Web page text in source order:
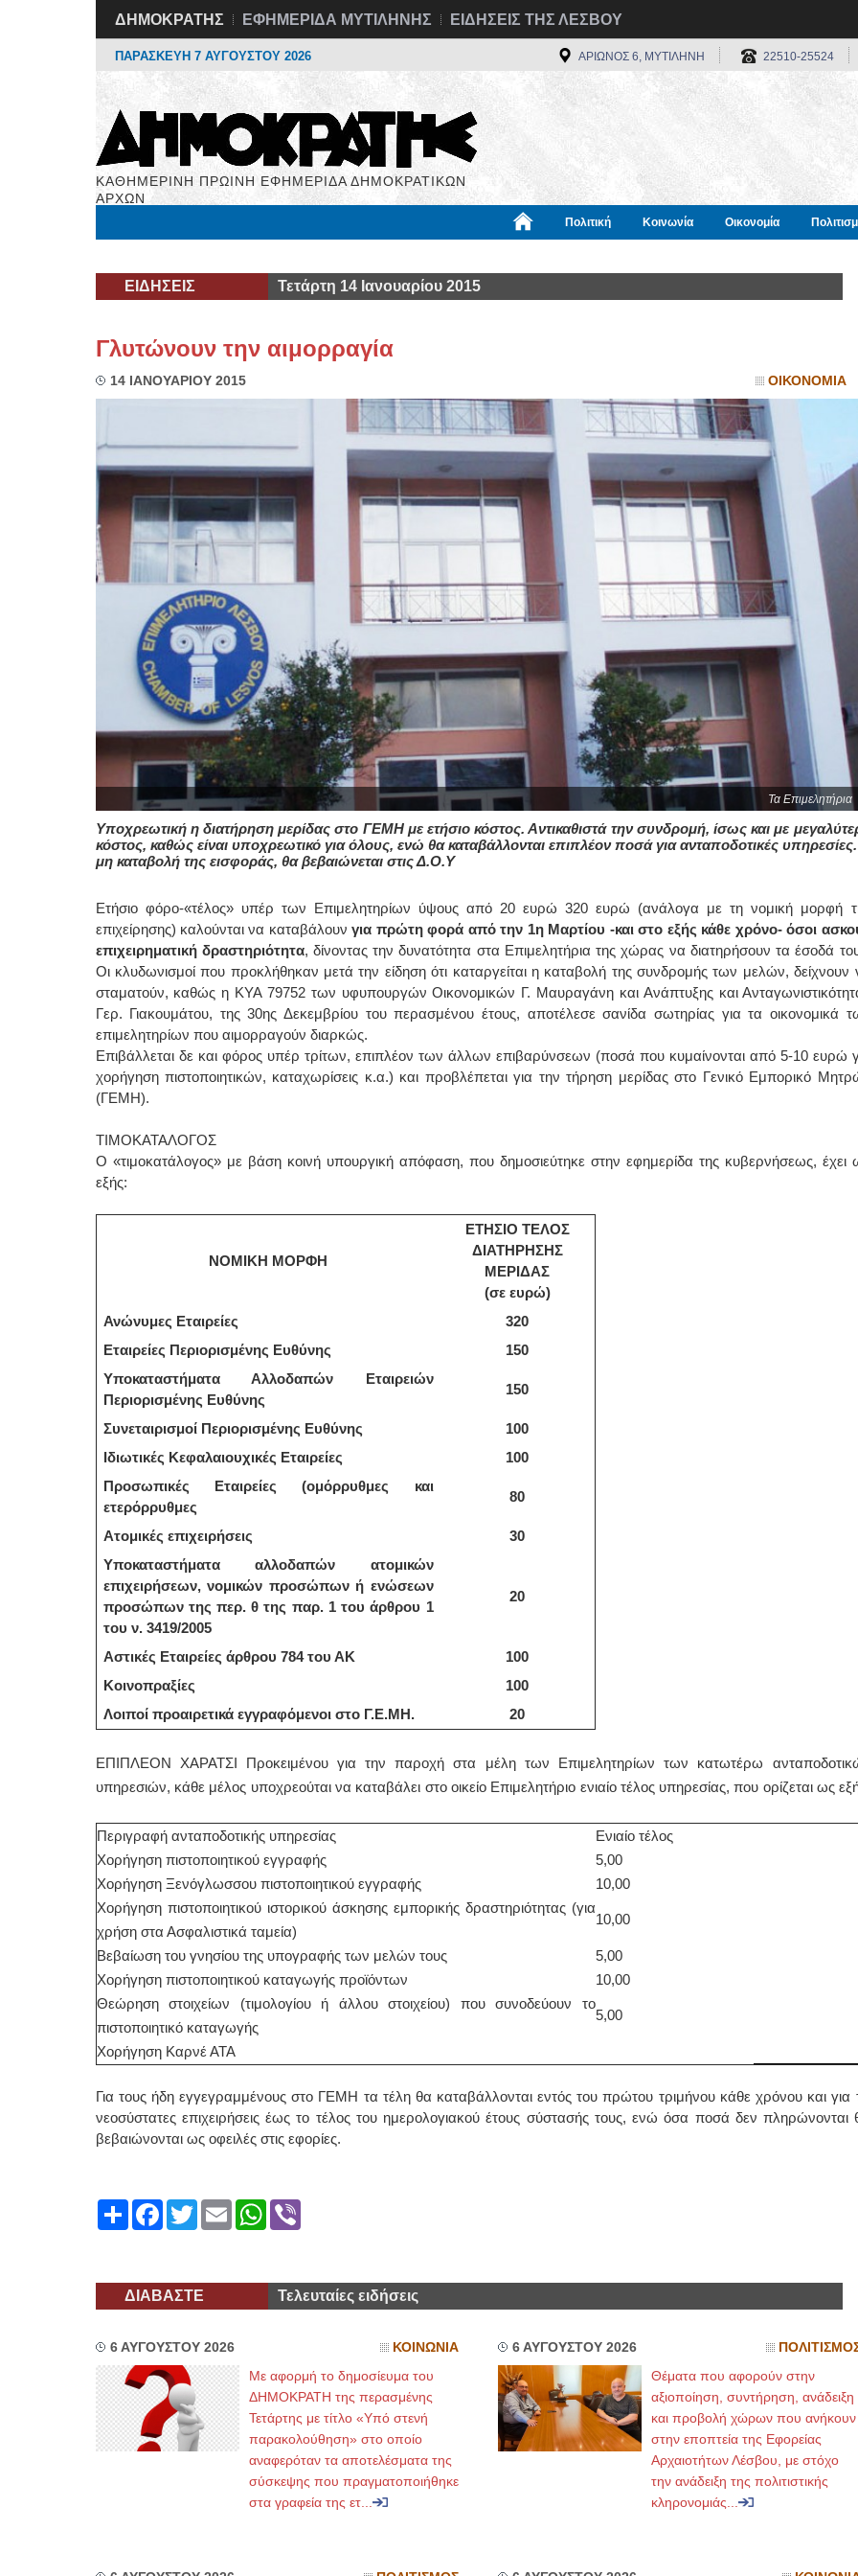
ΔΗΜΟΚΡΑΤΗΣ ΕΦΗΜΕΡΙΔΑ ΜΥΤΙΛΗΝΗΣ ΕΙΔΗΣΕΙΣ ΤΗΣ ΛΕΣΒΟΥ
ΠΑΡΑΣΚΕΥΗ 7 ΑΥΓΟΥΣΤΟΥ 2026 ΑΡΙΩΝΟΣ 6, ΜΥΤΙΛΗΝΗ 22510-25524
ΚΑΘΗΜΕΡΙΝΗ ΠΡΩΙΝΗ ΕΦΗΜΕΡΙΔΑ ΔΗΜΟΚΡΑΤΙΚΩΝ
ΑΡΧΩΝ
Πολιτική Κοινωνία Οικονομία
ΕΙΔΗΣΕΙΣ Τετάρτη 14 Ιανουαρίου 2015
Γλυτώνουν την αιμορραγία
14 ΙΑΝΟΥΑΡΙΟΥ 2015 ΟΙΚΟΝΟΜΙΑ
Τα Επιμελητήρια
Υποχρεωτική η διατήρηση μερίδας στο ΓΕΜΗ με ετήσιο κόστος. Αντικαθιστά την συνδρομή, ίσως και με
κόστος, καθώς είναι υποχρεωτικό για όλους, ενώ θα καταβάλλονται επιπλέον ποσά για ανταποδοτικές
μη καταβολή της εισφοράς, θα βεβαιώνεται στις Δ.Ο.Υ
Eτήσιο φόρο-«τέλος» υπέρ των Επιμελητηρίων ύψους από 20 ευρώ 320 ευρώ (ανάλογα με τη νομική μορφή
επιχείρησης) καλούνται να καταβάλουνγια πρώτη φορά από την 1η Μαρτίου -και στο εξής κάθε χρόνο- όσοι
επιχειρηματική δραστηριότητα, δίνοντας την δυνατότητα στα Επιμελητήρια της χώρας να διατηρήσουν τα έσοδά
Οι κλυδωνισμοί που προκλήθηκαν μετά την είδηση ότι καταργείται η καταβολή της συνδρομής των μελών, δείχνουν
σταματούν, καθώς η ΚΥΑ 79752 των υφυπουργών Οικονομικών Γ. Μαυραγάνη και Ανάπτυξης και
Γερ. Γιακουμάτου, της 30ης Δεκεμβρίου του περασμένου έτους, αποτέλεσε σανίδα σωτηρίας για τα οικονομικά
επιμελητηρίων που αιμορραγούν διαρκώς.
Επιβάλλεται δε και φόρος υπέρ τρίτων, επιπλέον των άλλων επιβαρύνσεων (ποσά που κυμαίνονται από 5-10 ευρώ
χορήγηση πιστοποιητικών, καταχωρίσεις κ.α.) και προβλέπεται για την τήρηση μερίδας στο Γενικό Εμπορικό
(ΓΕΜΗ).
ΤΙΜΟΚΑΤΑΛΟΓΟΣ
Ο «τιμοκατάλογος» με βάση κοινή υπουργική απόφαση, που δημοσιεύτηκε στην εφημερίδα της κυβερνήσεως, έχει
εξής:
ΝΟΜΙΚΗ ΜΟΡΦΗ
ΕΤΗΣΙΟ ΤΕΛΟΣ
ΔΙΑΤΗΡΗΣΗΣ
ΜΕΡΙΔΑΣ
(σε ευρώ)
Ανώνυμες Εταιρείες
320
Εταιρείες Περιορισμένης Ευθύνης
150
Υποκαταστήματα Αλλοδαπών Εταιρειών
Περιορισμένης Ευθύνης
150
Συνεταιρισμοί Περιορισμένης Ευθύνης
100
Ιδιωτικές Κεφαλαιουχικές Εταιρείες
100
Προσωπικές Εταιρείες (ομόρρυθμες και
ετερόρρυθμες
80
Ατομικές επιχειρήσεις
30
Υποκαταστήματα αλλοδαπών ατομικών
επιχειρήσεων, νομικών προσώπων ή ενώσεων
προσώπων της περ. θ της παρ. 1 του άρθρου 1
του ν. 3419/2005
20
Αστικές Εταιρείες άρθρου 784 του ΑΚ
100
Κοινοπραξίες
100
Λοιποί προαιρετικά εγγραφόμενοι στο Γ.Ε.ΜΗ.
20
ΕΠΙΠΛΕΟΝ ΧΑΡΑΤΣΙ Προκειμένου για την παροχή στα μέλη των Επιμελητηρίων των κατωτέρω
υπηρεσιών, κάθε μέλος υποχρεούται να καταβάλει στο οικείο Επιμελητήριο ενιαίο τέλος υπηρεσίας, που ορίζεται ως
Περιγραφή ανταποδοτικής υπηρεσίας
Ενιαίο τέλος
Χορήγηση πιστοποιητικού εγγραφής
5,00
Χορήγηση Ξενόγλωσσου πιστοποιητικού εγγραφής
10,00
Χορήγηση πιστοποιητικού ιστορικού άσκησης εμπορικής δραστηριότητας (για
χρήση στα Ασφαλιστικά ταμεία)
10,00
Βεβαίωση του γνησίου της υπογραφής των μελών τους
5,00
Χορήγηση πιστοποιητικού καταγωγής προϊόντων
10,00
Θεώρηση στοιχείων (τιμολογίου ή άλλου στοιχείου) που συνοδεύουν το
πιστοποιητικό καταγωγής
5,00
Χορήγηση Καρνέ ΑΤΑ
Για τους ήδη εγγεγραμμένους στο ΓΕΜΗ τα τέλη θα καταβάλλονται εντός του πρώτου τριμήνου κάθε χρόνου και για
νεοσύστατες επιχειρήσεις έως το τέλος του ημερολογιακού έτους σύστασής τους, ενώ όσα ποσά δεν πληρώνονται
βεβαιώνονται ως οφειλές στις εφορίες.
ShareFacebook
TwitterEmailWhatsApp
Viber
ΔΙΑΒΑΣΤΕ Τελευταίες ειδήσεις
6 ΑΥΓΟΥΣΤΟΥ 2026 ΚΟΙΝΩΝΙΑ
Με αφορμή το δημοσίευμα του
ΔΗΜΟΚΡΑΤΗ της περασμένης
Τετάρτης με τίτλο «Υπό στενή
παρακολούθηση» στο οποίο
αναφερόταν τα αποτελέσματα της
σύσκεψης που πραγματοποιήθηκε
στα γραφεία της ετ...
6 ΑΥΓΟΥΣΤΟΥ 2026
Θέματα που αφορούν στην
αξιοποίηση, συντήρηση, ανάδειξη
και προβολή χώρων που ανήκουν
στην εποπτεία της Εφορείας
Αρχαιοτήτων Λέσβου, με στόχο
την ανάδειξη της πολιτιστικής
κληρονομιάς...
ΙΩΑΝΝΗΣ Α. ΜΑΛΛΙΑΣ
ΧΕΙΡΟΥΡΓΟΣ
ΟΦΘΑΛΜΙΑΤΡΟΣ
Διδάκτωρ Ιατρικής Σχολής
Πανεπιστημίου Αθηνών
Καλλιπόλεως 3,Νέα Σμύρνη,
τηλ:210-9320215
Καβέτσου 10, Μυτιλήνη, τηλ:
2251038065
Χειρουργός Ωτορινολαρυγγολόγος
Πάρνηθας 95-97 Αχαρναί
2102467085 & 6938502258